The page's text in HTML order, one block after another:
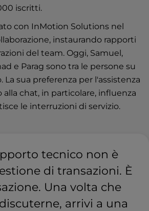
iscritti.
con InMotion Solutions nel
instaurando rapporti
del team. Oggi, Samuel,
e Parag sono tra le persone su
sua preferenza per l'assistenza
chat, in particolare, influenza
le interruzioni di servizio.
tecnico non è
di transazioni. È
Una volta che
arrivi a una